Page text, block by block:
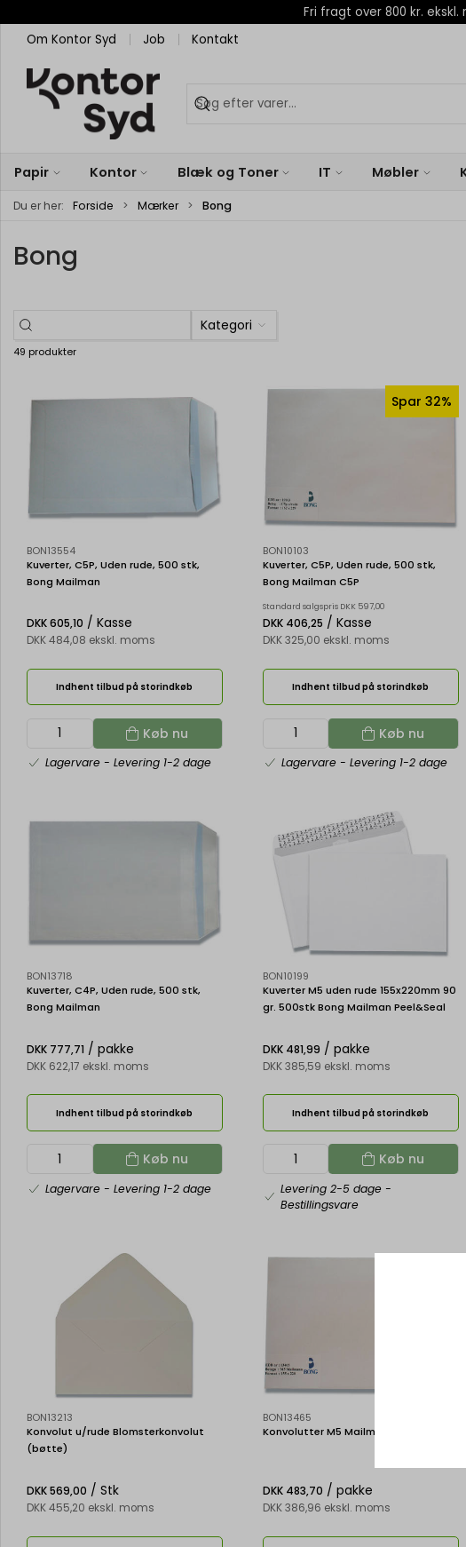
Fri fragt over 800 kr.
Om Kontor Syd
Job Kontakt
Papir Kontor Blæk og Toner IT Møbler
Du er her: Forside Mærker Bong
Bong
Kategori
49 produkter
BON13554
Kuverter, C5P, Uden rude, 500 stk,
Bong Mailman
DKK 605,10 / Kasse
DKK 484,08 ekskl. moms
Indhent tilbud på storindkøb
Køb nu
Lagervare - Levering 1-2 dage
Spar 32%
BON10103
Kuverter, C5P, Uden rude, 500 stk,
Bong Mailman C5P
Standard salgspris DKK 597,00
DKK 406,25 / Kasse
DKK 325,00 ekskl. moms
Indhent tilbud på storindkøb
Køb nu
Lagervare- Levering 1-2 dage
BON13718
Kuverter, C4P, Uden rude, 500 stk,
Bong Mailman
DKK 777,71 / pakke
DKK 622,17 ekskl. moms
Indhent tilbud på storindkøb
Køb nu
Lagervare - Levering 1-2 dage
BON10199
Kuverter M5 uden rude 155x220mm 90
gr. 500stk Bong Mailman Peel&Seal
DKK 481,99 / pakke
DKK 385,59 ekskl. moms
Indhent tilbud på storindkøb
Køb nu
Levering 2-5 dage-
Bestillingsvare
BON13213
Konvolut u/rude Blomsterkonvolut
(bøtte)
DKK 569,00 / Stk
DKK 455,20 ekskl. moms
BON13465
Konvolutter M5 Mailman /500 Stk
DKK 483,70 / pakke
DKK 386,96 ekskl. moms